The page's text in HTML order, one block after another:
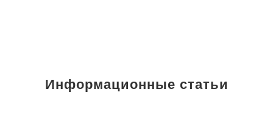
Информационные статьи